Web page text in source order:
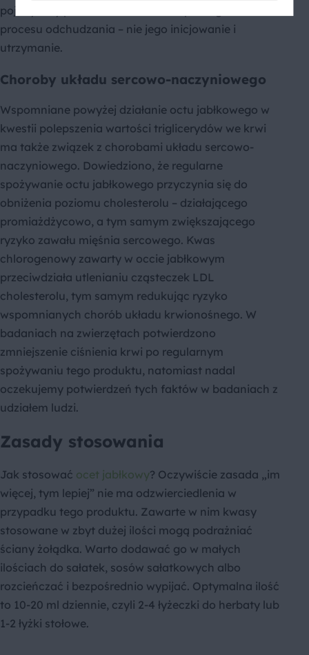
pojedynczy produkt ma na celu wspomaganie
procesu odchudzania – nie jego inicjowanie i
utrzymanie.
Choroby układu sercowo-naczyniowego
Wspomniane powyżej działanie octu jabłkowego w
kwestii polepszenia wartości triglicerydów we krwi
ma także związek z chorobami układu sercowo-
naczyniowego. Dowiedziono, że regularne
spożywanie octu jabłkowego przyczynia się do
obniżenia poziomu cholesterolu – działającego
promiażdżycowo, a tym samym zwiększającego
ryzyko zawału mięśnia sercowego. Kwas
chlorogenowy zawarty w occie jabłkowym
przeciwdziała utlenianiu cząsteczek LDL
cholesterolu, tym samym redukując ryzyko
wspomnianych chorób układu krwionośnego. W
badaniach na zwierzętach potwierdzono
zmniejszenie ciśnienia krwi po regularnym
spożywaniu tego produktu, natomiast nadal
oczekujemy potwierdzeń tych faktów w badaniach z
udziałem ludzi.
Zasady stosowania
Jak stosować ocet jabłkowy? Oczywiście zasada „im
więcej, tym lepiej” nie ma odzwierciedlenia w
przypadku tego produktu. Zawarte w nim kwasy
stosowane w zbyt dużej ilości mogą podrażniać
ściany żołądka. Warto dodawać go w małych
ilościach do sałatek, sosów sałatkowych albo
rozcieńczać i bezpośrednio wypijać. Optymalna ilość
to 10-20 ml dziennie, czyli 2-4 łyżeczki do herbaty lub
1-2 łyżki stołowe.